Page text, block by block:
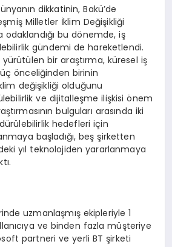
dikkatinin, Bakü’de
Milletler İklim Değişikliği
odaklandığı bu dönemde, iş
gündemi de hareketlendi.
bir araştırma, küresel iş
önceliğinden birinin
değişikliği olduğunu
ve dijitalleşme ilişkisi önem
bulguları arasında iki
hedefleri için
başladığı, beş şirketten
yıl teknolojiden yararlanmaya
uzmanlaşmış ekipleriyle 1
ve binden fazla müşteriye
partneri ve yerli BT şirketi